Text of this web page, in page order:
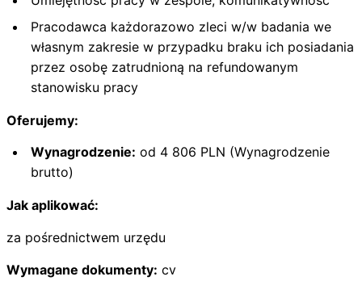
Pracodawca każdorazowo zleci w/w badania we
własnym zakresie w przypadku braku ich posiadania
przez osobę zatrudnioną na refundowanym
stanowisku pracy
Oferujemy:
Wynagrodzenie: od 4 806 PLN (Wynagrodzenie
brutto)
Jak aplikować:
za pośrednictwem urzędu
Wymagane dokumenty: cv